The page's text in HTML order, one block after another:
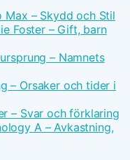
Max – Skydd och Stil
Foster – Gift, barn
– Namnets
– Orsaker och tider i
– Svar och förklaring
A – Avkastning,